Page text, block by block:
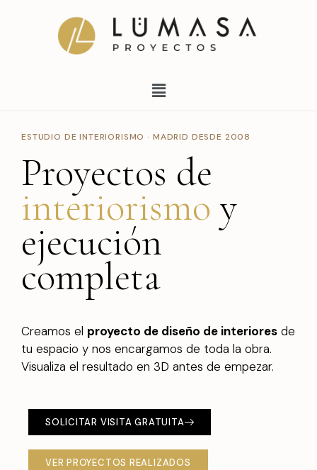
Menú
ESTUDIO DE INTERIORISMO · MADRID DESDE 2008
Proyectos de
interiorismo y
ejecución
completa
Creamos el proyecto de diseño de interiores de
tu espacio y nos encargamos de toda la obra.
Visualiza el resultado en 3D antes de empezar.
SOLICITAR VISITA GRATUITA
VER PROYECTOS REALIZADOS